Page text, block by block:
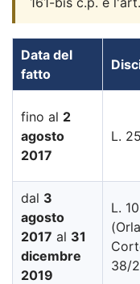
Data del
fatto
fino al 2
agosto
2017
L.
dal 3
agosto
2017 al 31
dicembre
2019
L.
38/